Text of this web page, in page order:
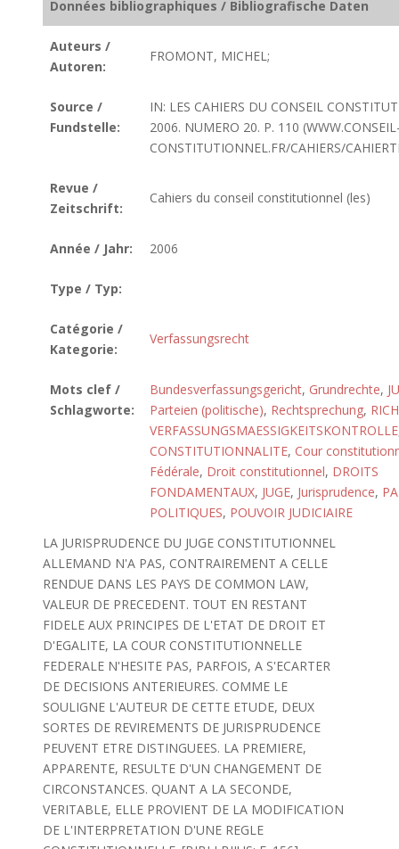
Données bibliographiques / Bibliografische Daten
Auteurs /
Autoren:
FROMONT, MICHEL;
Source /
Fundstelle:
IN: LES CAHIERS DU CONSEIL
2006. NUMERO 20. P. 110
CONSTITUTIONNEL.FR/CAHIERS/
Revue /
Zeitschrift:
Cahiers du conseil constitutionnel (les)
Année / Jahr: 2006
Type / Typ:
Catégorie /
Kategorie:
Verfassungsrecht
Mots clef /
Schlagworte:
Bundesverfassungsgericht, Grundrechte,
Parteien (politische), Rechtsprechung,
VERFASSUNGSMAESSIGKEITSKONTROLLE
CONSTITUTIONNALITE, Cour
Fédérale, Droit constitutionnel, DROITS
FONDAMENTAUX, JUGE, Jurisprudence,
POLITIQUES, POUVOIR JUDICIAIRE
LA JURISPRUDENCE DU JUGE CONSTITUTIONNEL
ALLEMAND N'A PAS, CONTRAIREMENT A CELLE
RENDUE DANS LES PAYS DE COMMON LAW,
VALEUR DE PRECEDENT. TOUT EN RESTANT
FIDELE AUX PRINCIPES DE L'ETAT DE DROIT ET
D'EGALITE, LA COUR CONSTITUTIONNELLE
FEDERALE N'HESITE PAS, PARFOIS, A S'ECARTER
DE DECISIONS ANTERIEURES. COMME LE
SOULIGNE L'AUTEUR DE CETTE ETUDE, DEUX
SORTES DE REVIREMENTS DE JURISPRUDENCE
PEUVENT ETRE DISTINGUEES. LA PREMIERE,
APPARENTE, RESULTE D'UN CHANGEMENT DE
CIRCONSTANCES. QUANT A LA SECONDE,
VERITABLE, ELLE PROVIENT DE LA MODIFICATION
DE L'INTERPRETATION D'UNE REGLE